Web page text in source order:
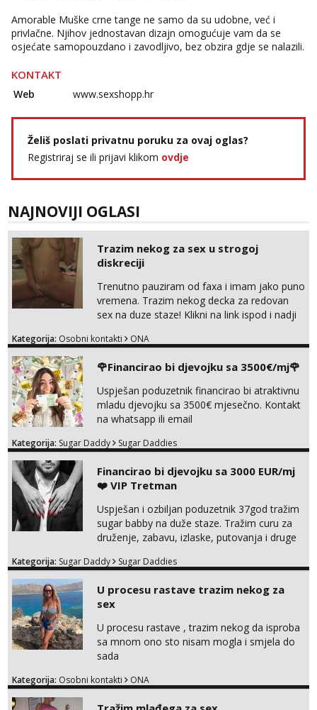
Amorable Muške crne tange ne samo da su udobne, već i
privlačne. Njihov jednostavan dizajn omogućuje vam da se
osjećate samopouzdano i zavodljivo, bez obzira gdje se nalazili.
KONTAKT
Web www.sexshopp.hr
Želiš poslati privatnu poruku za ovaj oglas?
Registriraj se ili prijavi klikom ovdje
NAJNOVIJI OGLASI
Trazim nekog za sex u strogoj
diskreciji
Trenutno pauziram od faxa i imam jako puno
vremena. Trazim nekog decka za redovan
sex na duze staze! Klikni na link ispod i nadji
Kategorija: Osobni kontakti ONA
🌹Financirao bi djevojku sa 3500€/mj🌹
Uspješan poduzetnik financirao bi atraktivnu
mladu djevojku sa 3500€ mjesečno. Kontakt
na whatsapp ili email
Kategorija: Sugar Daddy Sugar Daddies
Financirao bi djevojku sa 3000 EUR/mj
❤️ VIP Tretman
Uspješan i ozbiljan poduzetnik 37god tražim
sugar babby na duže staze. Tražim curu za
druženje, zabavu, izlaske, putovanja i druge
otvorena, komunikativna, zgodna i atraktivna
markodalic37@gmail.com
Kategorija: Sugar Daddy Sugar Daddies
U procesu rastave trazim nekog za
sex
U procesu rastave , trazim nekog da isproba
sa mnom ono sto nisam mogla i smjela do
sada
Kategorija: Osobni kontakti ONA